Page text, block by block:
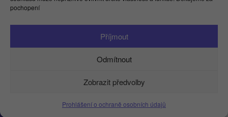
pochopení
Příjmout
Odmítnout
Zobrazit předvolby
Prohlášení o ochraně osobních údajů
IČ 17615755
Facebook
LinkedIn
Instagram
YouTube
Spotify
TikTok